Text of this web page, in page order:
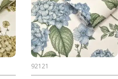
92121